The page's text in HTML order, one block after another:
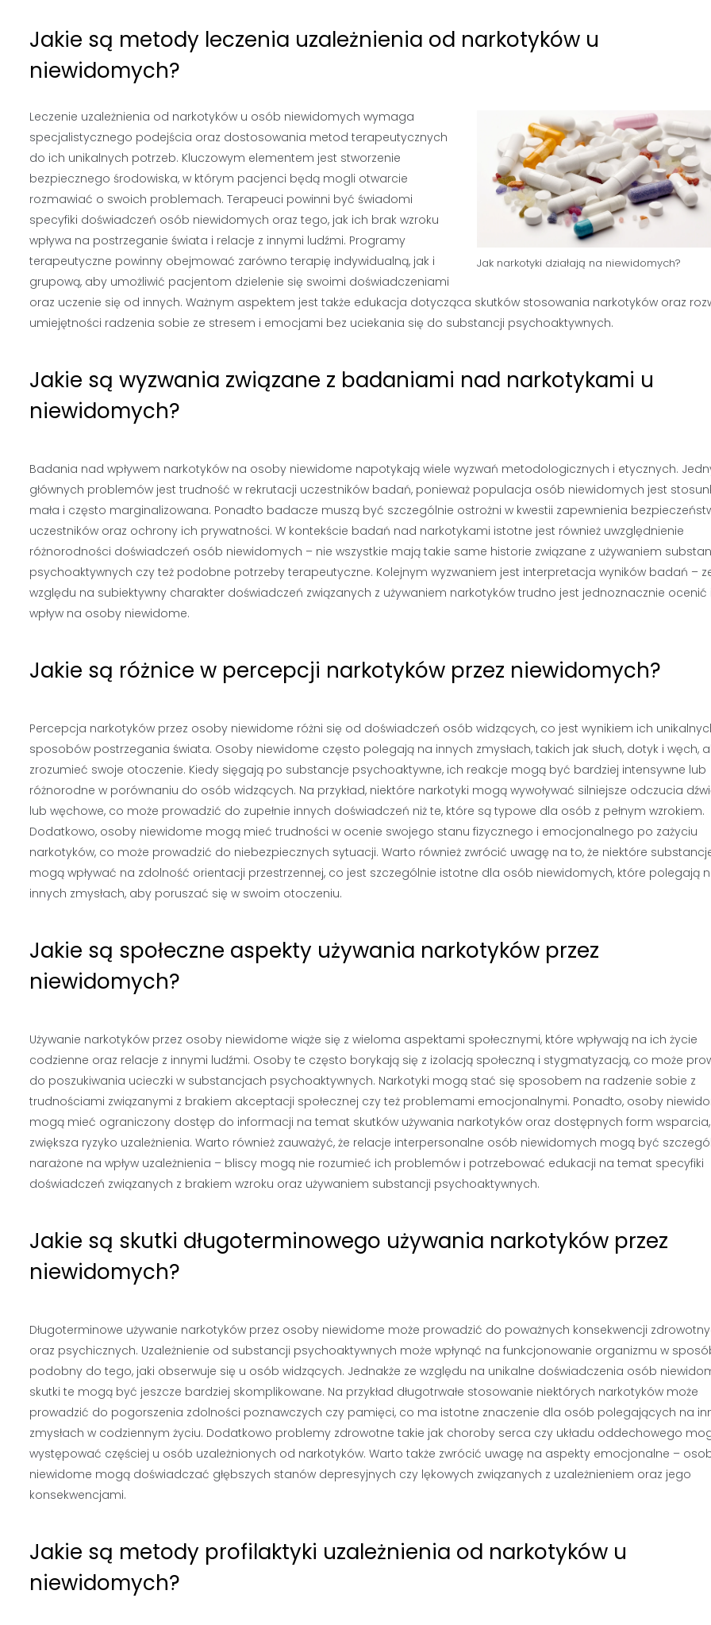
Jakie są metody leczenia uzależnienia od narkotyków u
niewidomych?
Jak narkotyki działają na niewidomych?
Leczenie uzależnienia od narkotyków u osób niewidomych wymaga
specjalistycznego podejścia oraz dostosowania metod terapeutycznych
do ich unikalnych potrzeb. Kluczowym elementem jest stworzenie
bezpiecznego środowiska, w którym pacjenci będą mogli otwarcie
rozmawiać o swoich problemach. Terapeuci powinni być świadomi
specyfiki doświadczeń osób niewidomych oraz tego, jak ich brak wzroku
wpływa na postrzeganie świata i relacje z innymi ludźmi. Programy
terapeutyczne powinny obejmować zarówno terapię indywidualną, jak i
grupową, aby umożliwić pacjentom dzielenie się swoimi doświadczeniami
oraz uczenie się od innych. Ważnym aspektem jest także edukacja dotycząca skutków stosowania narkotyków oraz
umiejętności radzenia sobie ze stresem i emocjami bez uciekania się do substancji psychoaktywnych.
Jakie są wyzwania związane z badaniami nad narkotykami u
niewidomych?
Badania nad wpływem narkotyków na osoby niewidome napotykają wiele wyzwań metodologicznych i etycznych.
głównych problemów jest trudność w rekrutacji uczestników badań, ponieważ populacja osób niewidomych jest
mała i często marginalizowana. Ponadto badacze muszą być szczególnie ostrożni w kwestii zapewnienia
uczestników oraz ochrony ich prywatności. W kontekście badań nad narkotykami istotne jest również uwzględnienie
różnorodności doświadczeń osób niewidomych – nie wszystkie mają takie same historie związane z używaniem
psychoaktywnych czy też podobne potrzeby terapeutyczne. Kolejnym wyzwaniem jest interpretacja wyników badań –
względu na subiektywny charakter doświadczeń związanych z używaniem narkotyków trudno jest jednoznacznie ocenić
wpływ na osoby niewidome.
Jakie są różnice w percepcji narkotyków przez niewidomych?
Percepcja narkotyków przez osoby niewidome różni się od doświadczeń osób widzących, co jest wynikiem ich
sposobów postrzegania świata. Osoby niewidome często polegają na innych zmysłach, takich jak słuch, dotyk i węch,
zrozumieć swoje otoczenie. Kiedy sięgają po substancje psychoaktywne, ich reakcje mogą być bardziej intensywne lub
różnorodne w porównaniu do osób widzących. Na przykład, niektóre narkotyki mogą wywoływać silniejsze odczucia
lub węchowe, co może prowadzić do zupełnie innych doświadczeń niż te, które są typowe dla osób z pełnym wzrokiem.
Dodatkowo, osoby niewidome mogą mieć trudności w ocenie swojego stanu fizycznego i emocjonalnego po zażyciu
narkotyków, co może prowadzić do niebezpiecznych sytuacji. Warto również zwrócić uwagę na to, że niektóre
mogą wpływać na zdolność orientacji przestrzennej, co jest szczególnie istotne dla osób niewidomych, które polegają
innych zmysłach, aby poruszać się w swoim otoczeniu.
Jakie są społeczne aspekty używania narkotyków przez
niewidomych?
Używanie narkotyków przez osoby niewidome wiąże się z wieloma aspektami społecznymi, które wpływają na ich życie
codzienne oraz relacje z innymi ludźmi. Osoby te często borykają się z izolacją społeczną i stygmatyzacją, co może
do poszukiwania ucieczki w substancjach psychoaktywnych. Narkotyki mogą stać się sposobem na radzenie sobie z
trudnościami związanymi z brakiem akceptacji społecznej czy też problemami emocjonalnymi. Ponadto, osoby
mogą mieć ograniczony dostęp do informacji na temat skutków używania narkotyków oraz dostępnych form
zwiększa ryzyko uzależnienia. Warto również zauważyć, że relacje interpersonalne osób niewidomych mogą być
narażone na wpływ uzależnienia – bliscy mogą nie rozumieć ich problemów i potrzebować edukacji na temat specyfiki
doświadczeń związanych z brakiem wzroku oraz używaniem substancji psychoaktywnych.
Jakie są skutki długoterminowego używania narkotyków przez
niewidomych?
Długoterminowe używanie narkotyków przez osoby niewidome może prowadzić do poważnych konsekwencji
oraz psychicznych. Uzależnienie od substancji psychoaktywnych może wpłynąć na funkcjonowanie organizmu w
podobny do tego, jaki obserwuje się u osób widzących. Jednakże ze względu na unikalne doświadczenia osób
skutki te mogą być jeszcze bardziej skomplikowane. Na przykład długotrwałe stosowanie niektórych narkotyków może
prowadzić do pogorszenia zdolności poznawczych czy pamięci, co ma istotne znaczenie dla osób polegających na
zmysłach w codziennym życiu. Dodatkowo problemy zdrowotne takie jak choroby serca czy układu oddechowego
występować częściej u osób uzależnionych od narkotyków. Warto także zwrócić uwagę na aspekty emocjonalne –
niewidome mogą doświadczać głębszych stanów depresyjnych czy lękowych związanych z uzależnieniem oraz jego
konsekwencjami.
Jakie są metody profilaktyki uzależnienia od narkotyków u
niewidomych?